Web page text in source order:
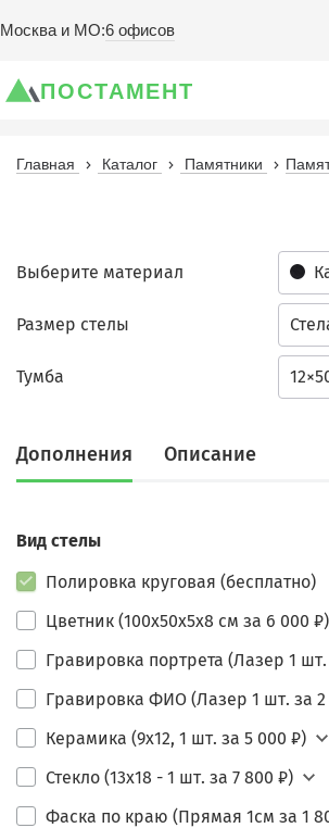
Москва и МО:6 офисов
ПОСТАМЕНТ
Главная Каталог Памятники
Выберите материал
Размер стелы
Тумба
Дополнения Описание
Вид стелы
Полировка круговая (бесплатно)
Цветник (100х50х5х8 см за 6 000 ₽)
Гравировка портрета (Лазер 1
Гравировка ФИО (Лазер 1 шт. за 2
Керамика (9х12, 1 шт. за 5 000 ₽)
Стекло (13х18 - 1 шт. за 7 800 ₽)
Фаска по краю (Прямая 1см за 1